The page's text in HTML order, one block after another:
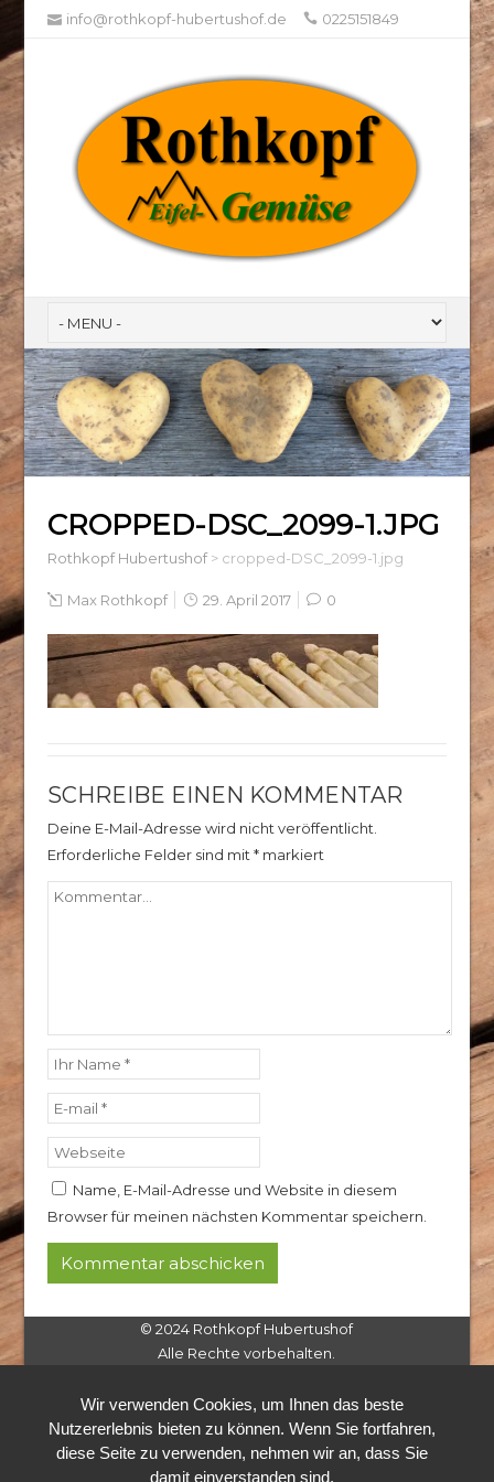
info@rothkopf-hubertushof.de 0225151849
CROPPED-DSC_2099-1.JPG
Rothkopf Hubertushof> cropped-DSC_2099-1.jpg
Max Rothkopf 29. April 2017 0
SCHREIBE EINEN KOMMENTAR
Deine E-Mail-Adresse wird nicht veröffentlicht.
Erforderliche Felder sind mit *markiert
Name, E-Mail-Adresse und Website in diesem
Browser für meinen nächsten Kommentar speichern.
© 2024 Rothkopf Hubertushof
Alle Rechte vorbehalten.
Wir verwenden Cookies, um Ihnen das beste
Nutzererlebnis bieten zu können. Wenn Sie fortfahren,
diese Seite zu verwenden, nehmen wir an, dass Sie
damit einverstanden sind.